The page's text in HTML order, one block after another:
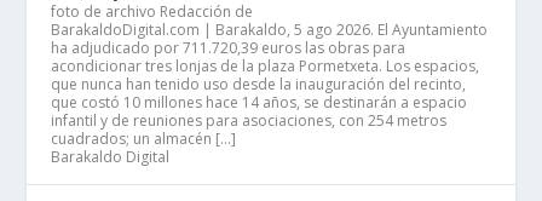
foto de archivo Redacción de
BarakaldoDigital.com | Barakaldo, 5 ago 2026. El Ayuntamiento
ha adjudicado por 711.720,39 euros las obras para
acondicionar tres lonjas de la plaza Pormetxeta. Los espacios,
que nunca han tenido uso desde la inauguración del recinto,
que costó 10 millones hace 14 años, se destinarán a espacio
infantil y de reuniones para asociaciones, con 254 metros
cuadrados; un almacén […]
Barakaldo Digital